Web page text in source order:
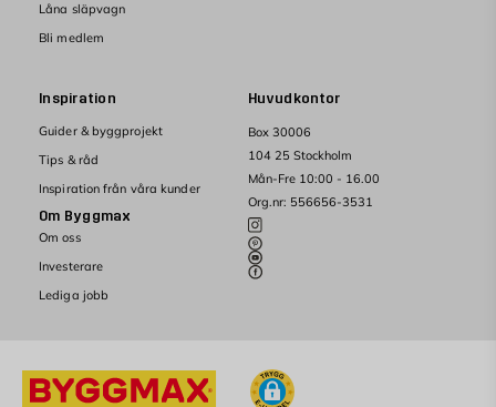
Huvudkontor
Box 30006
104 25 Stockholm
Mån-Fre 10:00 - 16.00
Org.nr: 556656-3531
Låna släpvagn
Bli medlem
Inspiration
Guider & byggprojekt
Tips & råd
Inspiration från våra kunder
Om Byggmax
Om oss
Investerare
Lediga jobb